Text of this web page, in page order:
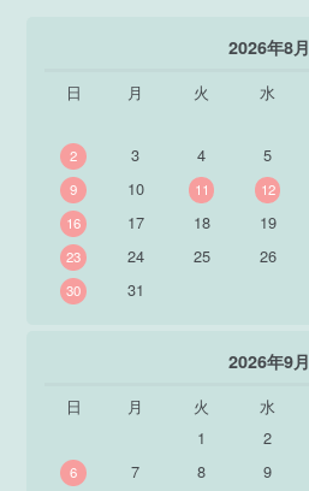
2026年8月
日 月 火 水
2
3 4 5
9
10 11 12
16
17 18 19
23
24 25 26
30
31
2026年9月
日 月 火 水
1
2
6
7 8 9